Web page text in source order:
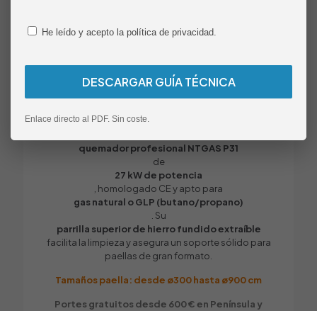
Protector de piloto antiderrames
SÍ
hostelería moderna. Fabricado íntegramente en
, garantiza una
durabilidad superior
quemador profesional NTGAS P31
de
27 kW de potencia
, homologado CE y apto para
gas natural o GLP (butano/propano)
. Su
parrilla superior de hierro fundido extraíble
facilita la limpieza y asegura un soporte sólido para
paellas de gran formato.
Tamaños paella: desde ø300 hasta ø900 cm
Portes gratuitos desde 600 € en Península y
He leído y acepto la política de privacidad.
Enlace directo al PDF. Sin coste.